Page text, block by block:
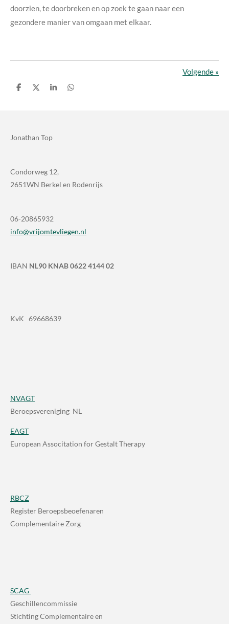
doorzien, te doorbreken en op zoek te gaan naar een
gezondere manier van omgaan met elkaar.
Volgende »
D
D
S
D
Jonathan Top
Condorweg 12,
2651WN Berkel en Rodenrijs
06-20865932
info@vrijomtevliegen.nl
IBAN NL90 KNAB 0622 4144 02
KvK 69668639
NVAGT
Beroepsvereniging NL
EAGT
European Associtation for Gestalt Therapy
RBCZ
Register Beroepsbeoefenaren
Complementaire Zorg
SCAG
Geschillencommissie
Stichting Complementaire en